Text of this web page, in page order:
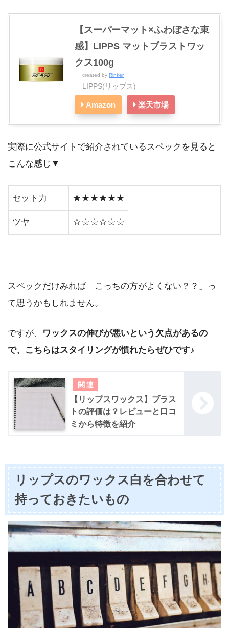
【スーパーマット×ふわぼさな束
感】LIPPS マットブラストワッ
クス100g
created by Rinker
LIPPS(リップス)
Amazon 楽天市場
実際に公式サイトで紹介されているスペックを見ると
こんな感じ▼
セット力 ★★★★★★
ツヤ ☆☆☆☆☆☆
スペックだけみれば「こっちの方がよくない？？」っ
て思うかもしれません。
ですが、
ワックスの伸びが悪いという欠点があるの
で、こちらはスタイリングが慣れたらぜひです♪
【リップスワックス】ブラス
トの評価は？レビューと口コ
ミから特徴を紹介
リップスのワックス白を合わせて
持っておきたいもの